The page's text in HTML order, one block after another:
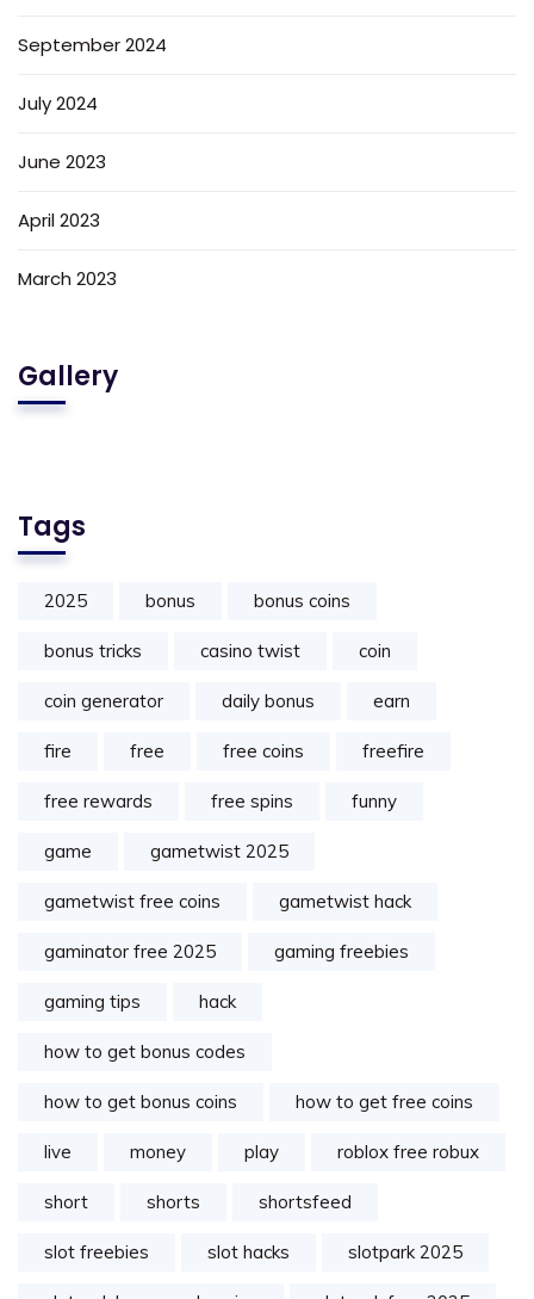
September 2024
July 2024
June 2023
April 2023
March 2023
Gallery
Tags
2025 bonus bonus coins
bonus tricks casino twist coin
coin generator daily bonus earn
fire free free coins freefire
free rewards free spins funny
game gametwist 2025
gametwist free coins gametwist hack
gaminator free 2025 gaming freebies
gaming tips hack
how to get bonus codes
how to get bonus coins how to get free coins
live money play roblox free robux
short shorts shortsfeed
slot freebies slot hacks slotpark 2025